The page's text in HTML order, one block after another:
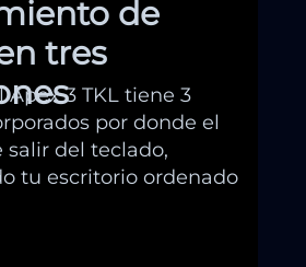
de
tres
Apex 3 TKL tiene 3
por donde el
salir del teclado,
tu escritorio ordenado